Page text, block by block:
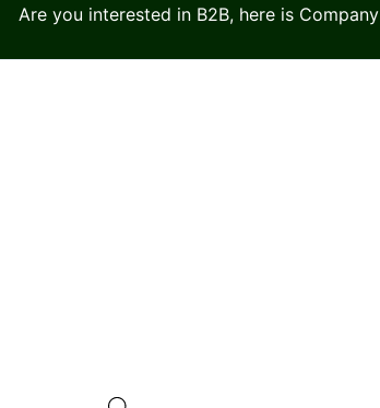
Are you interested in B2B, here is Company